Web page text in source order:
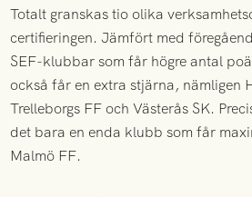
Totalt granskas tio olika
certifieringen. Jämfört med
SEF-klubbar som får högre antal
också får en extra stjärna, nämligen
Trelleborgs FF och Västerås SK.
det bara en enda klubb som får
Malmö FF.